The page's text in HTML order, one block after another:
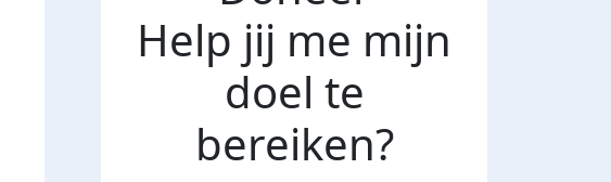
Help jij me mijn
doel te
bereiken?